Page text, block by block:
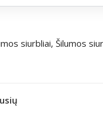
siurbliai, Šilumos